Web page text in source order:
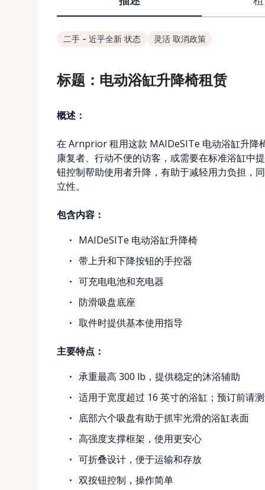
二手 - 近乎全新 状态 灵活 取消政策
标题：电动浴缸升降椅租赁
概述：
在 Arnprior 租用这款 MAIDeSITe 电动浴缸升降
康复者、行动不便的访客，或需要在标准浴缸中
钮控制帮助使用者升降，有助于减轻用力负担，
立性。
包含内容：
MAIDeSITe 电动浴缸升降椅
带上升和下降按钮的手控器
可充电电池和充电器
防滑吸盘底座
取件时提供基本使用指导
主要特点：
承重最高 300 lb，提供稳定的沐浴辅助
适用于宽度超过 16 英寸的浴缸；预订前请
底部六个吸盘有助于抓牢光滑的浴缸表面
高强度支撑框架，使用更安心
可折叠设计，便于运输和存放
双按钮控制，操作简单